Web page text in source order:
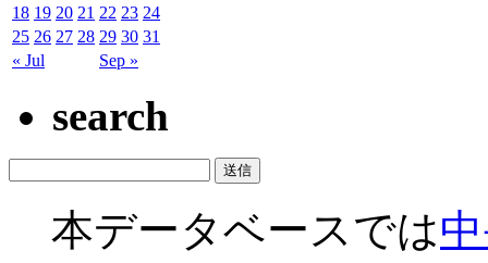
« Jul Sep »
18 19 20 21 22 23 24
25 26 27 28 29 30 31
search
本データベースでは